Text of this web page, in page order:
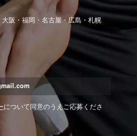
阪・福岡・名古屋・広島・札幌
について同意のうえご応募くださ